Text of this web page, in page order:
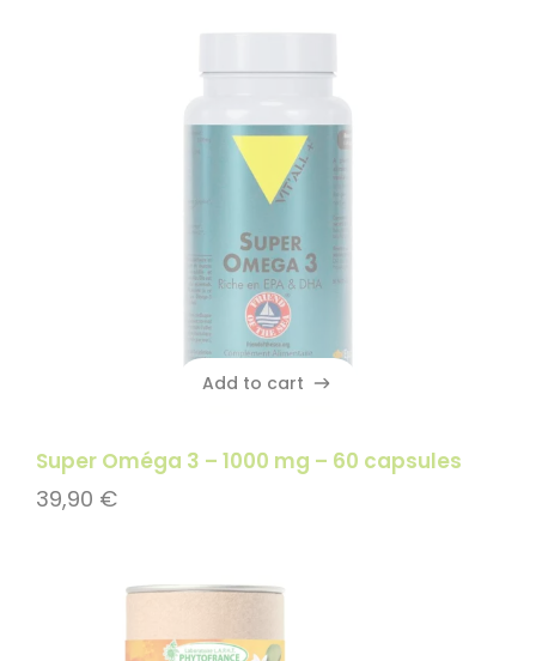
Add to cart
Super Oméga 3 – 1000 mg – 60 capsules
39,90 €